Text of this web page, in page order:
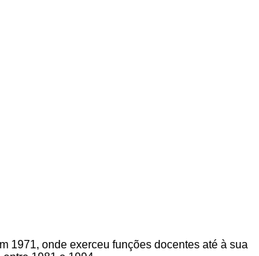
1971, onde exerceu funções docentes até à sua